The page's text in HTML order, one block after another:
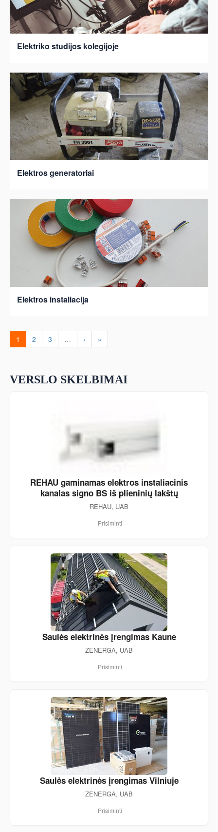
Elektriko studijos kolegijoje
Elektros generatoriai
Elektros instaliacija
1 2 3 … › »
VERSLO SKELBIMAI
REHAU gaminamas elektros instaliacinis
kanalas signo BS iš plieninių lakštų
REHAU, UAB
Prisiminti
Saulės elektrinės įrengimas Kaune
ZENERGA, UAB
Prisiminti
Saulės elektrinės įrengimas Vilniuje
ZENERGA, UAB
Prisiminti